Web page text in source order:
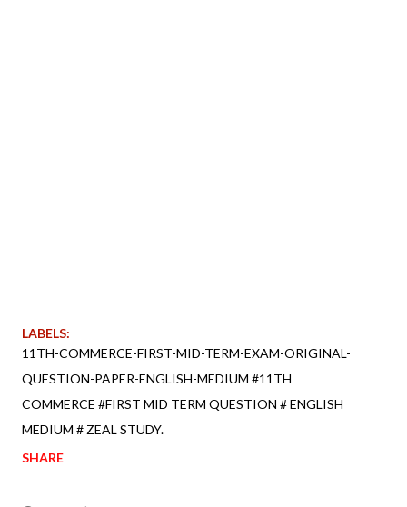
LABELS:
11TH-COMMERCE-FIRST-MID-TERM-EXAM-ORIGINAL-
QUESTION-PAPER-ENGLISH-MEDIUM #11TH
COMMERCE #FIRST MID TERM QUESTION # ENGLISH
MEDIUM # ZEAL STUDY.
SHARE